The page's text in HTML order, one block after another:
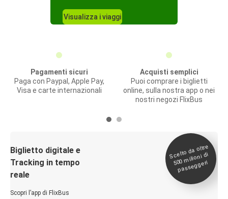
Visualizza i viaggi
Pagamenti sicuri
Paga con Paypal, Apple Pay,
Visa e carte internazionali
Acquisti semplici
Puoi comprare i biglietti
online, sulla nostra app o nei
nostri negozi FlixBus
Biglietto digitale e
Tracking in tempo
reale
Scopri l’app di FlixBus
Scelto da oltre
500
milioni di
passeggeri